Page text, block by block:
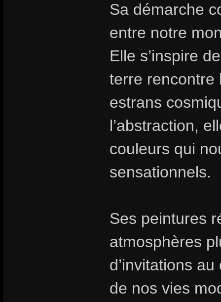
Sa démarche
entre notre
Elle s’inspire
terre rencontre
estrans
l’abstraction,
couleurs qui
sensationnels.
Ses peintures
atmosphères
d’invitations
de nos vies